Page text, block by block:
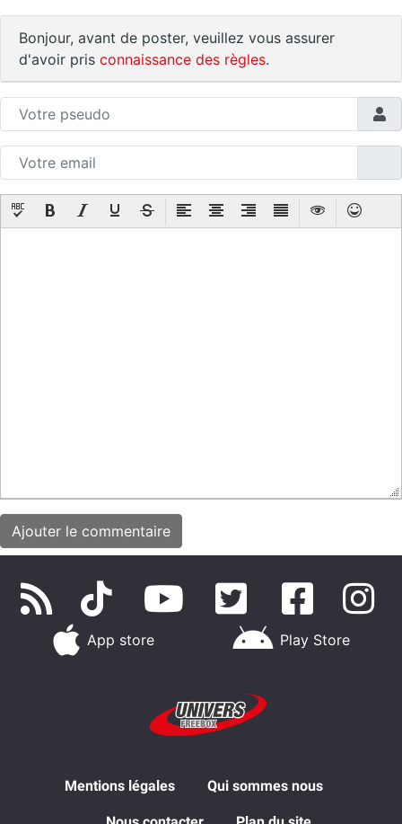
Bonjour, avant de poster, veuillez vous assurer
d'avoir pris connaissance des règles.
App store Play Store
Mentions légales Qui sommes nous